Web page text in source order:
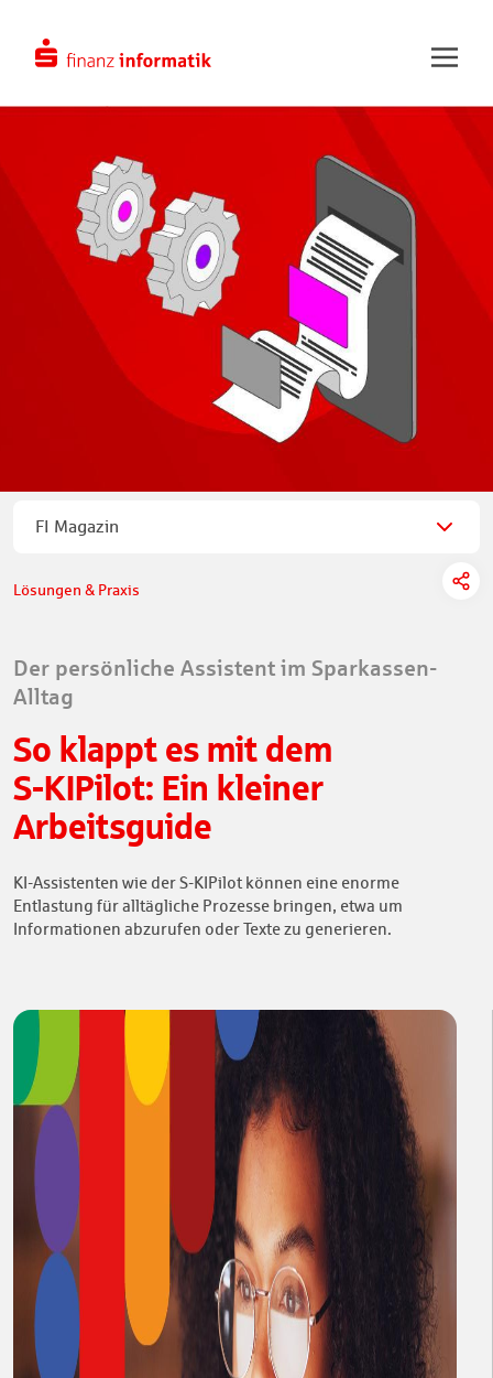
FI Magazin
Lösungen & Praxis
Der persönliche Assistent im Sparkassen-
Alltag
So klappt es mit dem
S-KIPilot: Ein kleiner
Arbeitsguide
KI-Assistenten wie der S-KIPilot können eine enorme
Entlastung für alltägliche Prozesse bringen, etwa um
Informationen abzurufen oder Texte zu generieren.